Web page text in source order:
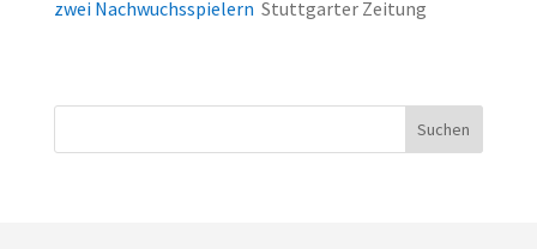
zwei Nachwuchsspielern Stuttgarter Zeitung
Suchen